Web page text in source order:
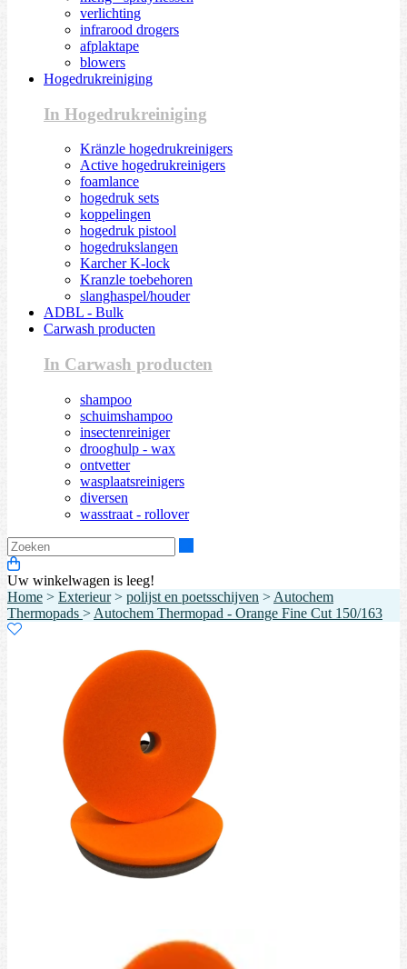
verlichting
infrarood drogers
afplaktape
blowers
Hogedrukreiniging
In Hogedrukreiniging
Kränzle hogedrukreinigers
Active hogedrukreinigers
foamlance
hogedruk sets
koppelingen
hogedruk pistool
hogedrukslangen
Karcher K-lock
Kranzle toebehoren
slanghaspel/houder
ADBL - Bulk
Carwash producten
In Carwash producten
shampoo
schuimshampoo
insectenreiniger
drooghulp - wax
ontvetter
wasplaatsreinigers
diversen
wasstraat - rollover
Uw winkelwagen is leeg!
Home > Exterieur> polijst en poetsschijven > Autochem
Thermopads > Autochem Thermopad - Orange Fine Cut 150/163